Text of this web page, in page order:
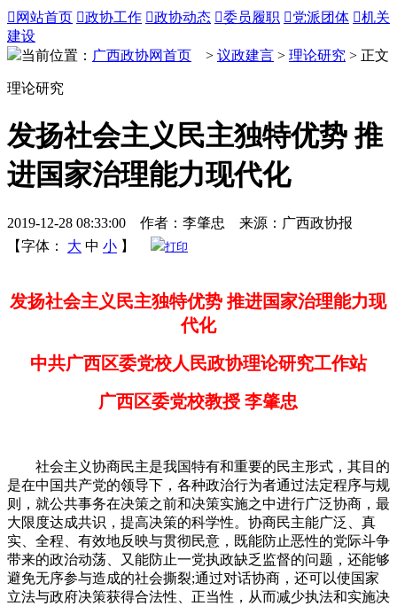
 网站首页 政协工作 政协动态 委员履职 党派团体 机关
建设
当前位置： 广西政协网首页 > 议政建言 > 理论研究 > 正文
理论研究
发扬社会主义民主独特优势 推
进国家治理能力现代化
2019-12-28 08:33:00 作者：李肇忠 来源：广西政协报
【字体：
大 中 小 】 打印
发扬社会主义民主独特优势 推进国家治理能力现
代化
中共广西区委党校人民政协理论研究工作站
广西区委党校教授 李肇忠
社会主义协商民主是我国特有和重要的民主形式，其目的
是在中国共产党的领导下，各种政治行为者通过法定程序与规
则，就公共事务在决策之前和决策实施之中进行广泛协商，最
大限度达成共识，提高决策的科学性。协商民主能广泛、真
实、全程、有效地反映与贯彻民意，既能防止恶性的党际斗争
带来的政治动荡、又能防止一党执政缺乏监督的问题，还能够
避免无序参与造成的社会撕裂;通过对话协商，还可以使国家
立法与政府决策获得合法性、正当性，从而减少执法和实施决